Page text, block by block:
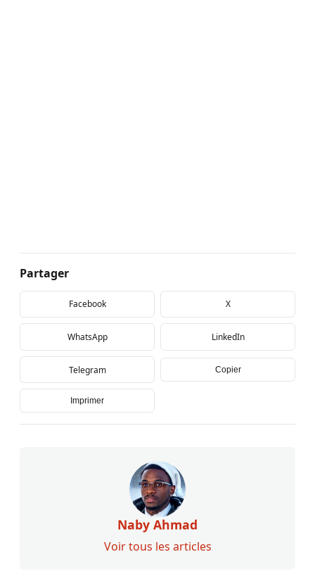
Partager
Facebook X
WhatsApp LinkedIn
Telegram Copier
Imprimer
Naby Ahmad
Voir tous les articles